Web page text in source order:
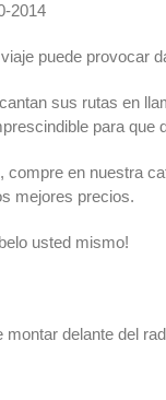
2014
puede provocar
sus rutas en
para que
en nuestra
mejores precios.
usted mismo!
delante del